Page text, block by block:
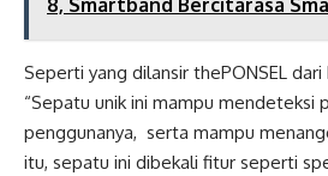
Seperti yang dilansir thePONSEL dari
“Sepatu unik ini mampu mendeteksi
penggunanya, serta mampu
itu, sepatu ini dibekali fitur seperti